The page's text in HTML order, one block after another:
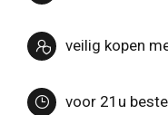
veilig kopen
voor 21u